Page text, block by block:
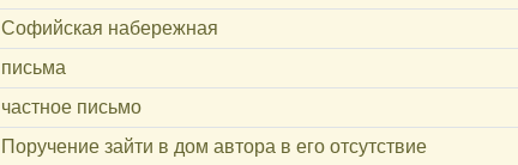
Софийская набережная
письма
частное письмо
Поручение зайти в дом автора в его отсутствие